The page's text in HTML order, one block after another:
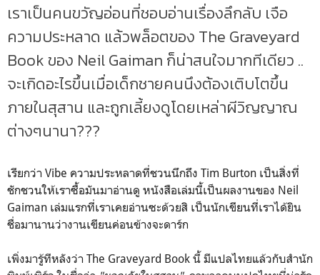
เราเป็นคนขวัญอ่อนที่ชอบอ่านเรื่องลึกลับ เจือ
ความประหลาด แล้วพล็อตของ The Graveyard
Book ของ Neil Gaiman ก็น่าสนใจมากทีเดียว ..
จะเกิดอะไรขึ้นเมื่อเด็กชายคนนึงต้องเติบโตขึ้น
ภายในสุสาน และถูกเลี้ยงดูโดยเหล่าผีวิญญาณ
ต่างๆนานา???
เรียกว่า Vibe ความประหลาดที่ชวนนึกถึง Tim Burton เป็นสิ่งที่
ชักชวนให้เราซื้อมันมาอ่านดู หนังสือเล่มนี้เป็นผลงานของ Neil
Gaiman เล่มแรกที่เราเคยอ่านซะด้วยสิ เป็นนักเขียนที่เราได้ยิน
ชื่อมานานว่างานเขียนค่อนข้างจะดาร์ก
เพิ่งมารู้ทีหลังว่า The Graveyard Book นี้ มีแปลไทยแล้วกับสำนัก